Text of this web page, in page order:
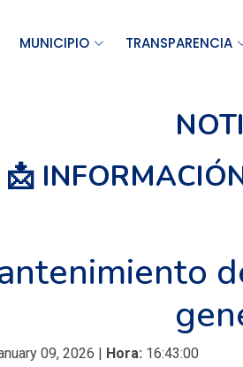
MUNICIPIO TRANSPARENCIA
📩
09, 2026 | Hora: 16:43:00